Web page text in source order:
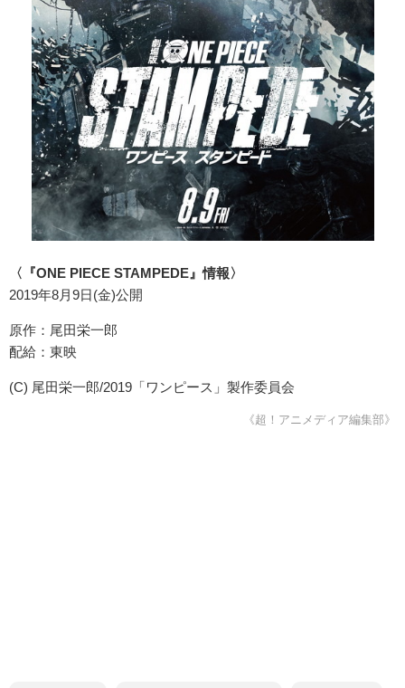
〈『ONE PIECE STAMPEDE』情報〉
2019年8月9日(金)公開
原作：尾田栄一郎
配給：東映
(C) 尾田栄一郎/2019「ワンピース」製作委員会
《超！アニメディア編集部》